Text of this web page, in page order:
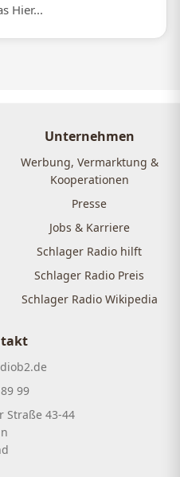
Hier...
Unternehmen
Werbung, Vermarktung &
Kooperationen
Presse
Jobs & Karriere
Schlager Radio hilft
Schlager Radio Preis
Schlager Radio Wikipedia
99
Straße 43-44